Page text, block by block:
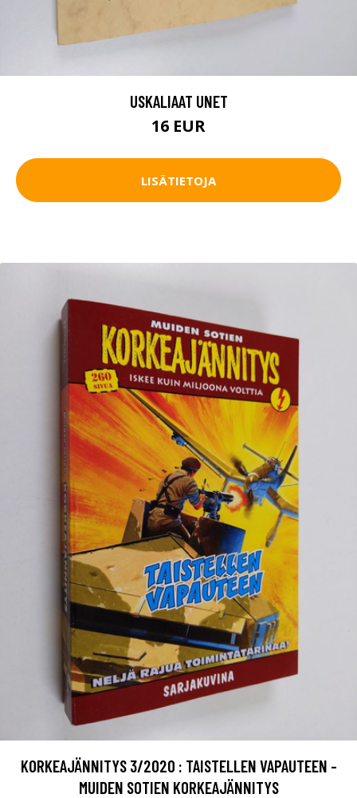
USKALIAAT UNET
16 EUR
LISÄTIETOJA
KORKEAJÄNNITYS 3/2020 : TAISTELLEN VAPAUTEEN -
MUIDEN SOTIEN KORKEAJÄNNITYS